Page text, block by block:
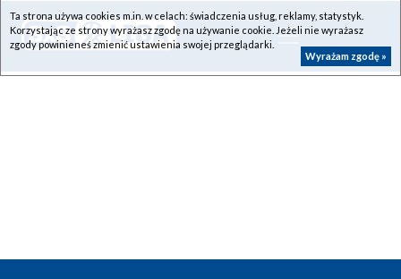
Ta strona używa cookies m.in. w celach: świadczenia usług, reklamy, statystyk.
Korzystając ze strony wyrażasz zgodę na używanie cookie. Jeżeli nie wyrażasz
zgody powinieneś zmienić ustawienia swojej przeglądarki.
Wyrażam zgodę »